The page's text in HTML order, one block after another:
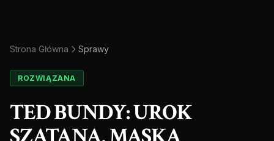
Strona Główna Sprawy
ROZWIĄZANA
TED BUNDY: UROK